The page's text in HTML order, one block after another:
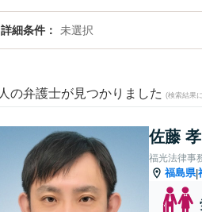
詳細条件 未選択
人の弁護士が見つかりました (検索結果
佐藤
福光法律事
福島県|